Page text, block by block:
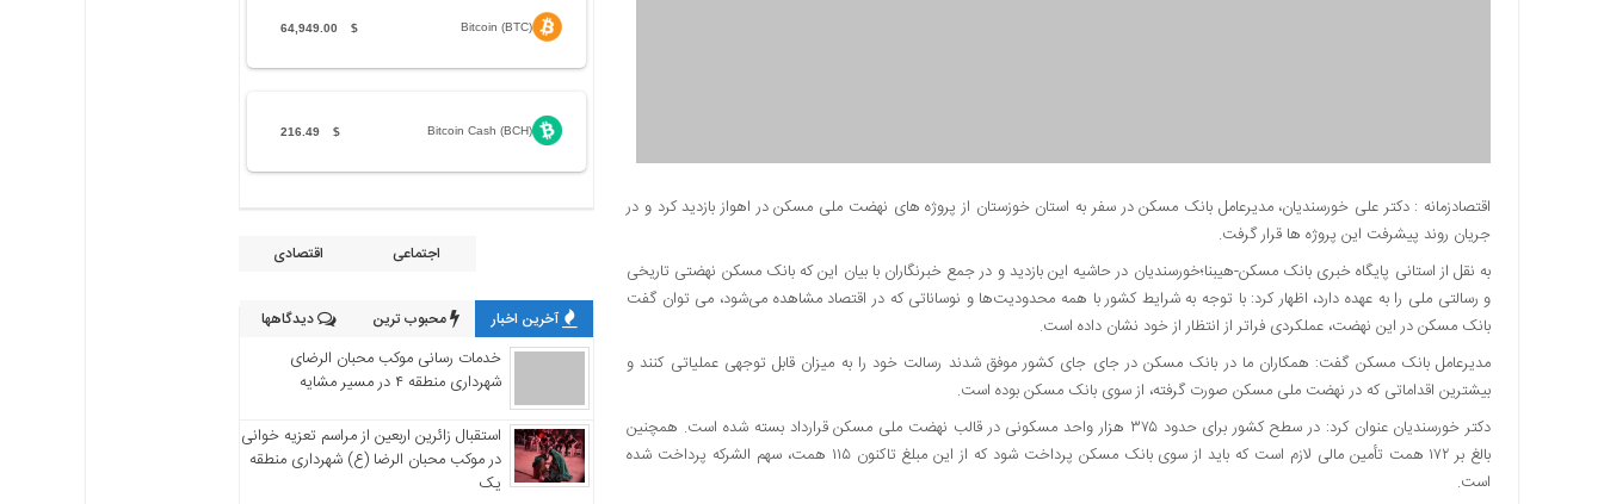
اقتصادزمانه : دکتر علی خورسندیان، مدیرعامل بانک مسکن در سفر به استان خوزستان از پروژه های نهضت ملی مسکن در اهواز بازدید کرد و در
جریان روند پیشرفت این پروژه ها قرار گرفت.
به نقل از استانی پایگاه خبری بانک مسکن-هیبنا؛خورسندیان در حاشیه این بازدید و در جمع خبرنگاران با بیان این که بانک مسکن نهضتی تاریخی
و رسالتی ملی را به عهده دارد، اظهار کرد: با توجه به شرایط کشور با همه محدودیت‌ها و نوساناتی که در اقتصاد مشاهده می‌شود، می توان گفت
بانک مسکن در این نهضت، عملکردی فراتر از انتظار از خود نشان داده است.
مدیرعامل بانک مسکن گفت: همکاران ما در بانک مسکن در جای جای کشور موفق شدند رسالت خود را به میزان قابل توجهی عملیاتی کنند و
بیشترین اقداماتی که در نهضت ملی مسکن صورت گرفته، از سوی بانک مسکن بوده است.
دکتر خورسندیان عنوان کرد: در سطح کشور برای حدود ۳۷۵ هزار واحد مسکونی در قالب نهضت ملی مسکن قرارداد بسته شده است. همچنین
بالغ بر ۱۷۲ همت تأمین مالی لازم است که باید از سوی بانک مسکن پرداخت شود که از این مبلغ تاکنون ۱۱۵ همت، سهم الشرکه پرداخت شده
است.
Bitcoin (BTC)
$
64,949.00
Bitcoin Cash (BCH)
$
216.49
اجتماعی اقتصادی
آخرین اخبار محبوب ترین دیدگاهها
خدمات رسانی موکب محبان الرضای
شهرداری منطقه ۴ در مسیر مشایه
استقبال زائرین اربعین از مراسم تعزیه خوانی
در موکب محبان الرضا (ع) شهرداری منطقه
یک